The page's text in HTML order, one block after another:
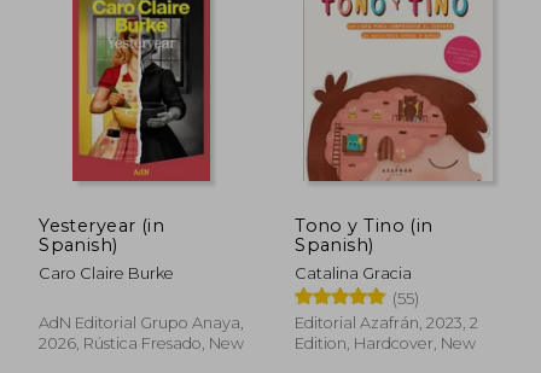
Yesteryear (in
Spanish)
Caro Claire Burke
AdN Editorial Grupo Anaya,
2026, Rústica Fresado, New
Tono y Tino (in
Spanish)
Catalina Gracia
(55)
Editorial Azafrán, 2023, 2
Edition, Hardcover, New